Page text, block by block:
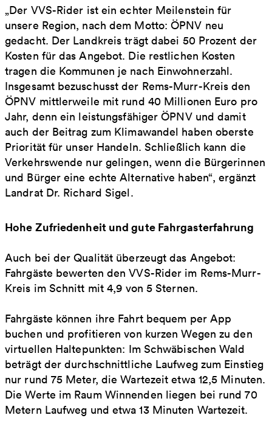
„Der VVS-Rider ist ein echter Meilenstein für
unsere Region, nach dem Motto: ÖPNV neu
gedacht. Der Landkreis trägt dabei 50 Prozent der
Kosten für das Angebot. Die restlichen Kosten
tragen die Kommunen je nach Einwohnerzahl.
Insgesamt bezuschusst der Rems-Murr-Kreis den
ÖPNV mittlerweile mit rund 40 Millionen Euro pro
Jahr, denn ein leistungsfähiger ÖPNV und damit
auch der Beitrag zum Klimawandel haben oberste
Priorität für unser Handeln. Schließlich kann die
Verkehrswende nur gelingen, wenn die Bürgerinnen
und Bürger eine echte Alternative haben“, ergänzt
Landrat Dr. Richard Sigel.
Hohe Zufriedenheit und gute Fahrgasterfahrung
Auch bei der Qualität überzeugt das Angebot:
Fahrgäste bewerten den VVS-Rider im Rems-Murr-
Kreis im Schnitt mit 4,9 von 5 Sternen.
Fahrgäste können ihre Fahrt bequem per App
buchen und profitieren von kurzen Wegen zu den
virtuellen Haltepunkten: Im Schwäbischen Wald
beträgt der durchschnittliche Laufweg zum Einstieg
nur rund 75 Meter, die Wartezeit etwa 12,5 Minuten.
Die Werte im Raum Winnenden liegen bei rund 70
Metern Laufweg und etwa 13 Minuten Wartezeit.